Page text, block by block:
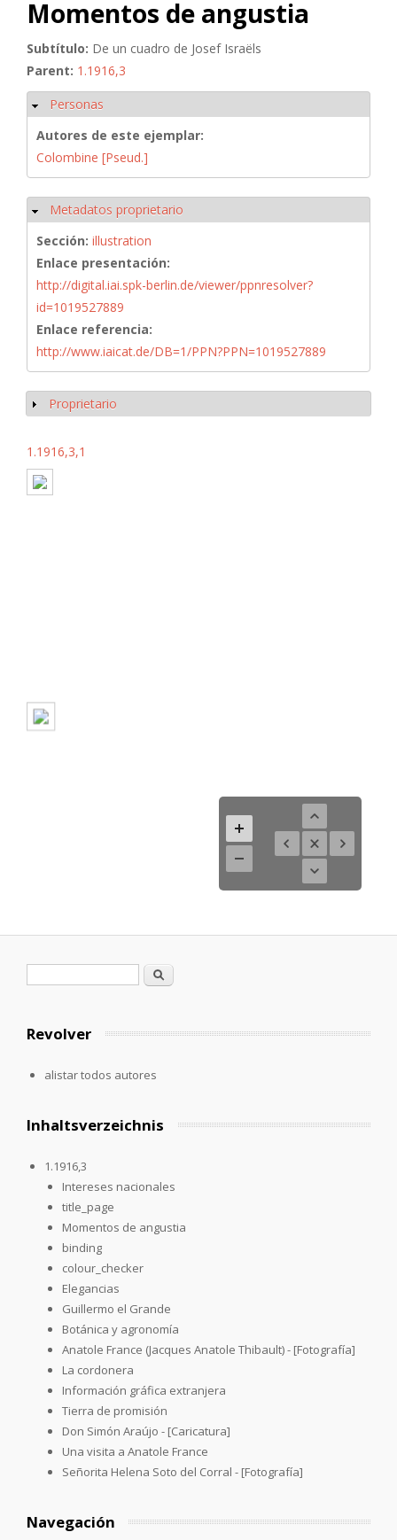
Momentos de angustia
Subtítulo: De un cuadro de Josef Israëls
Parent: 1.1916,3
Ocultar
Personas
Autores de este ejemplar:
Colombine [Pseud.]
Ocultar
Metadatos proprietario
Sección: illustration
Enlace presentación:
http://digital.iai.spk-berlin.de/viewer/ppnresolver?
id=1019527889
Enlace referencia:
http://www.iaicat.de/DB=1/PPN?PPN=1019527889
Mostrar
Proprietario
1.1916,3,1
Formulario de búsqueda
Buscar
Revolver
alistar todos autores
Inhaltsverzeichnis
1.1916,3
Intereses nacionales
title_page
Momentos de angustia
binding
colour_checker
Elegancias
Guillermo el Grande
Botánica y agronomía
Anatole France (Jacques Anatole Thibault) - [Fotografía]
La cordonera
Información gráfica extranjera
Tierra de promisión
Don Simón Araújo - [Caricatura]
Una visita a Anatole France
Señorita Helena Soto del Corral - [Fotografía]
Navegación